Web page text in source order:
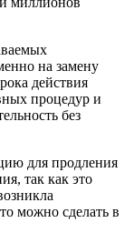
на замену
действия
процедур и
без
для продления
так как это
можно сделать в